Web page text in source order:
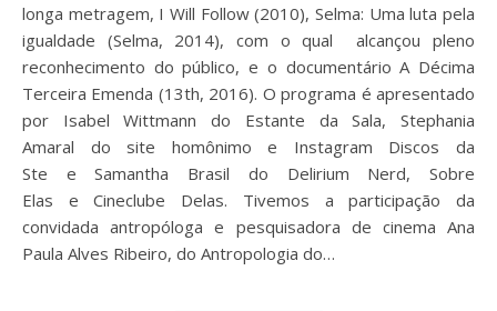
longa metragem, I Will Follow (2010), Selma: Uma luta pela
igualdade (Selma, 2014), com o qual alcançou pleno
reconhecimento do público, e o documentário A Décima
Terceira Emenda (13th, 2016). O programa é apresentado
por Isabel Wittmann do Estante da Sala, Stephania
Amaral do site homônimo e Instagram Discos da
Ste e Samantha Brasil do Delirium Nerd, Sobre
Elas e Cineclube Delas. Tivemos a participação da
convidada antropóloga e pesquisadora de cinema Ana
Paula Alves Ribeiro, do Antropologia do…